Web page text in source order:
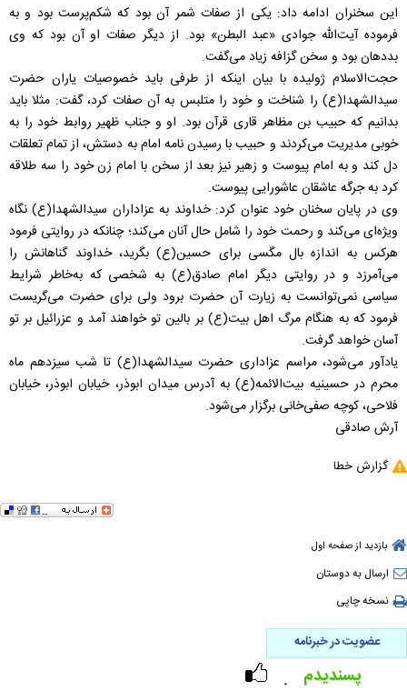
این سخنران ادامه داد: یکی از صفات شمر آن بود که شکم‌پرست بود و به
فرموده آیت‌الله جوادی «عبد البطن» بود. از دیگر صفات او آن بود که وی
بددهان بود و سخن گزافه زیاد می‌گفت.
حجت‌الاسلام ژولیده با بیان اینکه از طرفی باید خصوصیات یاران حضرت
سیدالشهدا(ع) را شناخت و خود را متلبس به آن صفات کرد، گفت: مثلا باید
بدانیم که حبیب بن مظاهر قاری قرآن بود. او و جناب ظهیر روابط خود را به
خوبی مدیریت می‌کردند و حبیب با رسیدن نامه امام به دستش، از تمام تعلقات
دل کند و به امام پیوست و زهیر نیز بعد از سخن با امام زن خود را سه طلاقه
کرد به جرگه عاشقان عاشورایی پیوست.
وی در پایان سخنان خود عنوان کرد: خداوند به عزاداران سیدالشهدا(ع) نگاه
ویژه‌ای می‌کند و رحمت خود را شامل حال آنان می‌کند؛ چنانکه در روایتی فرمود
هرکس به اندازه بال مگسی برای حسین(ع) بگرید، خداوند گناهانش را
می‌آمرزد و در روایتی دیگر امام صادق(ع) به شخصی که به‌خاطر شرایط
سیاسی نمی‌توانست به زیارت آن حضرت برود ولی برای حضرت می‌گریست
فرمود که به هنگام مرگ اهل بیت(ع) بر بالین تو خواهند آمد و عزرائیل بر تو
آسان خواهد گرفت.
یادآور می‌شود، مراسم عزاداری حضرت سیدالشهدا(ع) تا شب سیزدهم ماه
محرم در حسینیه بیت‌الائمه(ع) به آدرس میدان ابوذر، خیابان ابوذر، خیابان
فلاحی، کوچه صفی‌خانی برگزار می‌شود.
آرش صادقی
گزارش خطا
بازدید از صفحه اول
ارسال به دوستان
نسخه چاپی
عضویت در خبرنامه
۰ پسندیدم